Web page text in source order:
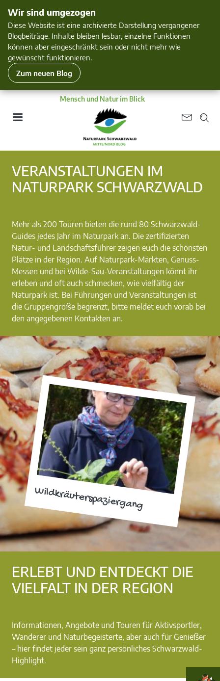
Wir sind umgezogen
Diese Website ist eine archivierte Darstellung vergangener
Blogbeiträge. Inhalte bleiben lesbar, einzelne Funktionen
können aber eingeschränkt sein oder nicht mehr wie
gewünscht funktionieren.
Zum neuen Blog
Mensch und Natur im Blick
Wildkräuterspaziergang
VERANSTALTUNGEN IM
NATURPARK SCHWARZWALD
Mehr als 200 Touren bieten die rund 80 Schwarzwald-
Guides jedes Jahr im Naturpark an. Die zertifizierten
Natur- und Landschaftsführer zeigen euch die schönsten
Plätze in der Region. Auf Naturpark-Märkten, Genuss-
Messen und bei Wilde-Sau-Veranstaltungen könnt ihr
erleben und oft auch schmecken, wie vielfältig der
Naturpark ist. Bei Führungen und Veranstaltungen ist
die Gruppengröße begrenzt, bitte meldet euch vorab bei
den angegebenen Kontakten an.
ERLEBT UND ENTDECKT DIE
VIELFALT IN DER REGION
Informationen, Angebote und Touren für Aktivsportler,
Wanderer und Naturbegeisterte, aber auch für Genießer
– hier findet jeder sein ganz persönliches Schwarzwald-
Highlight.